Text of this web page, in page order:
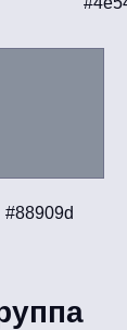
#88909d